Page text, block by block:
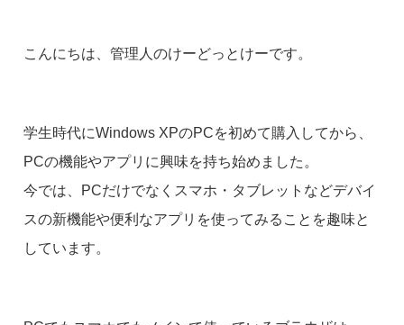
こんにちは、管理人のけーどっとけーです。
学生時代にWindows XPのPCを初めて購入してから、
PCの機能やアプリに興味を持ち始めました。
今では、PCだけでなくスマホ・タブレットなどデバイ
スの新機能や便利なアプリを使ってみることを趣味と
しています。